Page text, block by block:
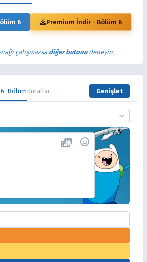
6 Premium İndir - Bölüm 6
çalışmazsa diğer butonudeneyin.
BölümKurallar Genişlet